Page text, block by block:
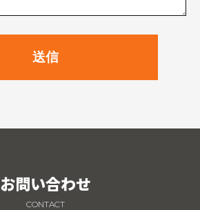
お問い合わせ
CONTACT